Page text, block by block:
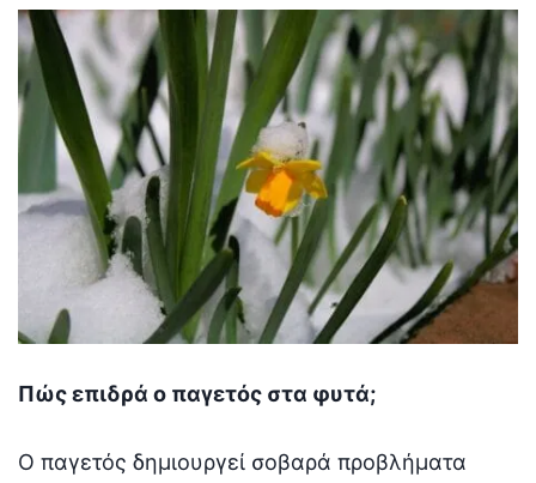
Πώς επιδρά ο παγετός στα φυτά;
Ο παγετός δημιουργεί σοβαρά προβλήματα